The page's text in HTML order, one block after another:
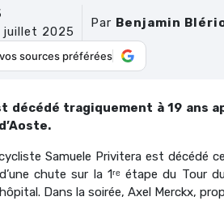
juillet 2025
Par Benjamin
sources préférées
décédé tragiquement à 19 ans
Samuele Privitera est décédé
chute sur la 1ʳᵉ étape du Tour
Dans la soirée, Axel Merckx,